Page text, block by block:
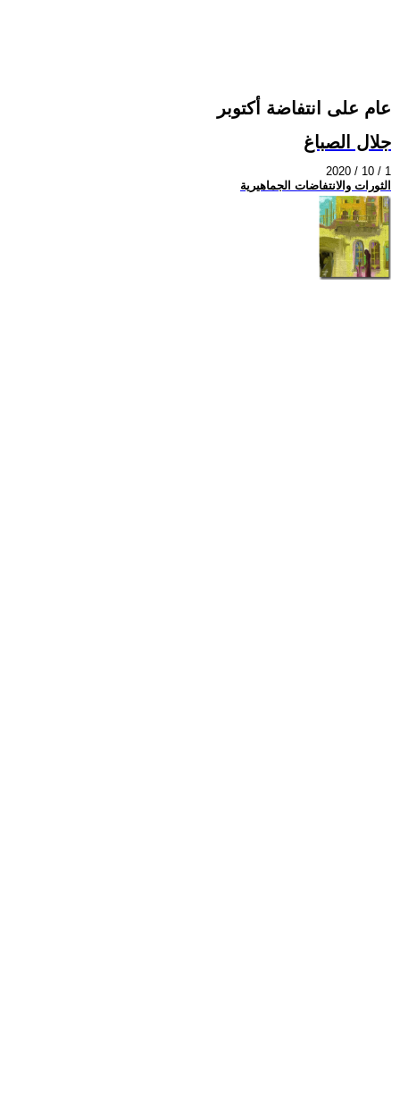
عام على انتفاضة أكتوبر
جلال الصباغ
2020 / 10 / 1
الثورات والانتفاضات الجماهيرية